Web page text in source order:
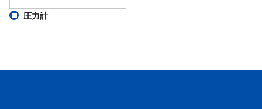
圧力計